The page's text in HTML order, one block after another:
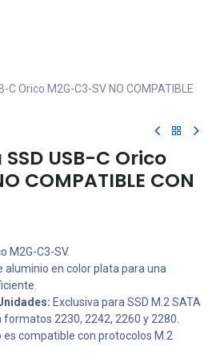
C Orico M2G-C3-SV NO COMPATIBLE
USB-C Orico
COMPATIBLE CON
M2G-C3-SV.
aluminio en color plata para una
Exclusiva para SSD M.2 SATA
formatos 2230, 2242, 2260 y 2280.
es compatible con protocolos M.2